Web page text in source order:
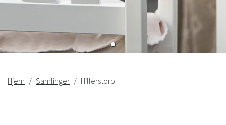
Hjem Samlinger Hillerstorp